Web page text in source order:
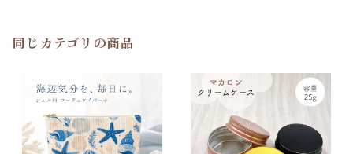
ーズ ふわふわ マシュマロ 触感
気持ちいい 癒し かわいい スト
同じカテゴリの商品